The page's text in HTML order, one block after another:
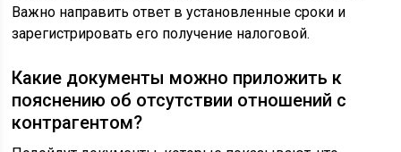
Важно направить ответ в установленные сроки и
зарегистрировать его получение налоговой.
Какие документы можно приложить к
пояснению об отсутствии отношений с
контрагентом?